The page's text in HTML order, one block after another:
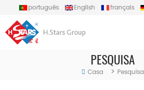
português English français
PESQUISA
Casa > Pesquisa